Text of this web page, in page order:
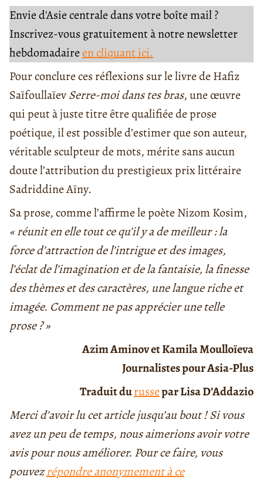
Envie d'Asie centrale dans votre boîte mail ?
Inscrivez-vous gratuitement à notre newsletter
hebdomadaireen cliquant ici.
Pour conclure ces réflexions sur le livre de Hafiz
SaïfoullaïevSerre-moi dans tes bras, une œuvre
qui peut à juste titre être qualifiée de prose
poétique, il est possible d’estimer que son auteur,
véritable sculpteur de mots, mérite sans aucun
doute l’attribution du prestigieux prix littéraire
Sadriddine Aïny.
Sa prose, comme l’affirme le poète Nizom Kosim,
« réunit en elle tout ce qu’il y a de meilleur : la
force d’attraction de l’intrigue et des images,
l’éclat de l’imagination et de la fantaisie, la finesse
des thèmes et des caractères, une langue riche et
imagée. Comment ne pas apprécier une telle
prose ? »
Azim Aminov et Kamila Moulloïeva
Journalistes pour Asia-Plus
Traduit durussepar Lisa D’Addazio
Merci d’avoir lu cet article jusqu’au bout ! Si vous
avez un peu de temps, nous aimerions avoir votre
avis pour nous améliorer. Pour ce faire, vous
pouvezrépondre anonymement à ce